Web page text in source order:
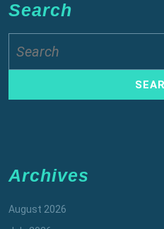
Search
for:
Archives
August 2026